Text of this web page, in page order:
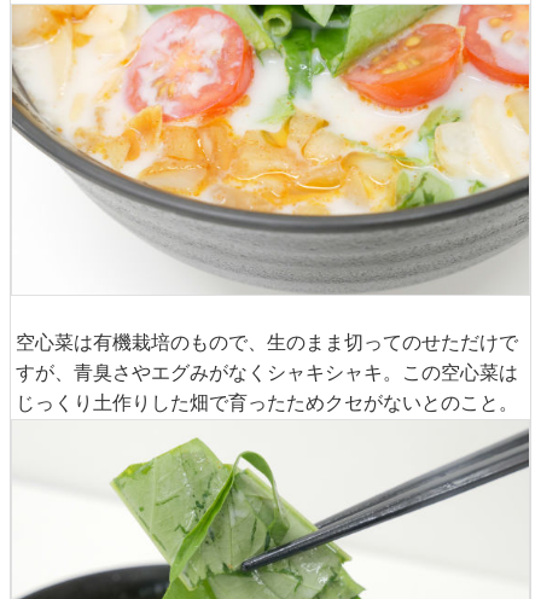
空心菜は有機栽培のもので、生のまま切ってのせただけで
すが、青臭さやエグみがなくシャキシャキ。この空心菜は
じっくり土作りした畑で育ったためクセがないとのこと。